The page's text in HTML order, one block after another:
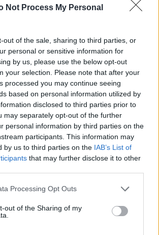
Not Process My Personal
out of the sale, sharing to third parties, or
personal or sensitive information for
by us, please use the below opt-out
your selection. Please note that after your
processed you may continue seeing
based on personal information utilized by
disclosed to third parties prior to
may separately opt-out of the further
personal information by third parties on the
participants. This information may
by us to third parties on the IAB’s List of
that may further disclose it to other
this website/app uses one or more Google
visit or usage behaviour. You may click to
to Google and its third-party tags to
below specified purposes in below Google
Processing Opt Outs
out of the Sharing of my
24., péntek – Érintés és
– kisgyermekkori
és szövegbefogadás
nevelés: Vargáné dr. Nagy Anikó,
–Az érintés és a családi
szerepe és hatásai kisgyermekkorban
kutatási tapasztalatok és
módszertana: Nagy Diána saját
és könyvei
Gróh Ilona – Ringató-könyvek
péntek – Mozgás és
– kinetikus fejlődés és